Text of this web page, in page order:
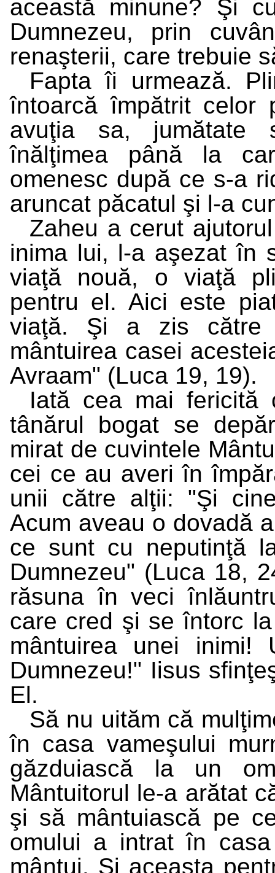
această minune? Şi
Dumnezeu, prin
renaşterii, care trebuie
Fapta îi urmează.
întoarcă împătrit celor
avuţia sa, jumătate
înălţimea până la
omenesc după ce s-a
aruncat păcatul şi l-a
Zaheu a cerut
inima lui, l-a aşezat în
viaţă nouă, o viaţă
pentru el. Aici este
viaţă. Şi a zis către
mântuirea casei
Avraam" (Luca 19, 19).
Iată cea mai fericită
tânărul bogat se
mirat de cuvintele
cei ce au averi în
unii către alţii: "Şi
Acum aveau o dovadă
ce sunt cu neputinţă
Dumnezeu" (Luca 18,
răsuna în veci
care cred şi se întorc
mântuirea unei
Dumnezeu!" Iisus
El.
Să nu uităm că
în casa vameşului
găzduiască la un
Mântuitorul le-a arătat
şi să mântuiască pe
omului a intrat în
mântui. Şi aceasta